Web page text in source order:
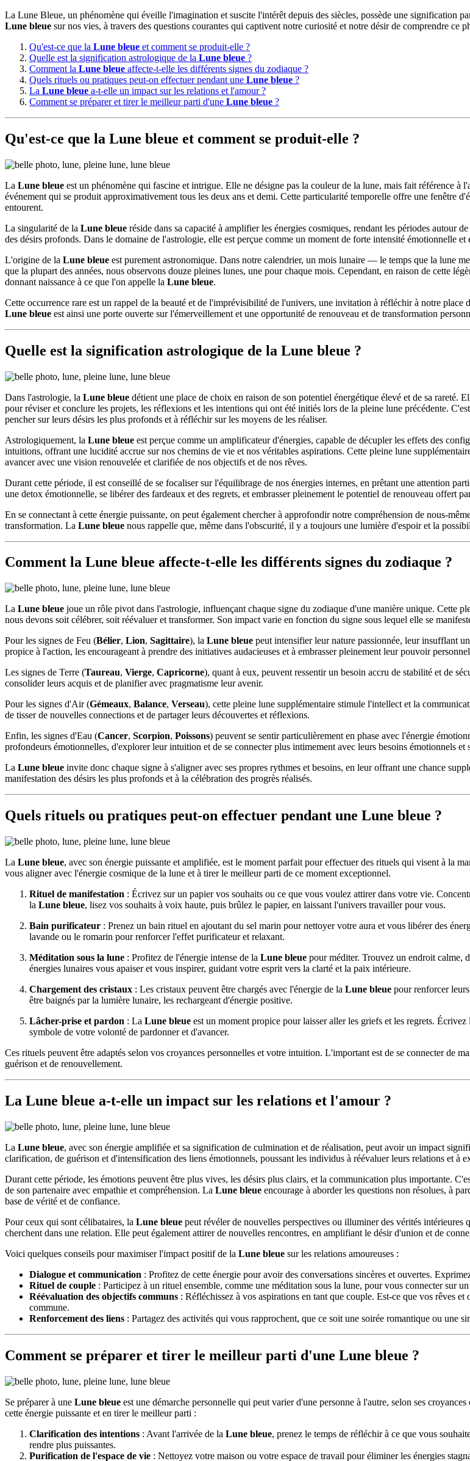
La Lune Bleue, un phénomène qui éveille l'imagination et suscite l'intérêt depuis des siècles, possède une signification
Lune bleue sur nos vies, à travers des questions courantes qui captivent notre curiosité et notre désir de comprendre ce
Qu'est-ce que la Lune bleue et comment se produit-elle ?
Quelle est la signification astrologique de la Lune bleue ?
Comment la Lune bleue affecte-t-elle les différents signes du zodiaque ?
Quels rituels ou pratiques peut-on effectuer pendant une Lune bleue ?
La Lune bleue a-t-elle un impact sur les relations et l'amour ?
Comment se préparer et tirer le meilleur parti d'une Lune bleue ?
Qu'est-ce que la Lune bleue et comment se produit-elle ?
La Lune bleue est un phénomène qui fascine et intrigue. Elle ne désigne pas la couleur de la lune, mais fait référence
événement qui se produit approximativement tous les deux ans et demi. Cette particularité temporelle offre une fenêtre
entourent.
La singularité de la Lune bleue réside dans sa capacité à amplifier les énergies cosmiques, rendant les périodes autour
des désirs profonds. Dans le domaine de l'astrologie, elle est perçue comme un moment de forte intensité émotionnelle
L'origine de la Lune bleue est purement astronomique. Dans notre calendrier, un mois lunaire — le temps que la lune
que la plupart des années, nous observons douze pleines lunes, une pour chaque mois. Cependant, en raison de cette
donnant naissance à ce que l'on appelle la Lune bleue.
Cette occurrence rare est un rappel de la beauté et de l'imprévisibilité de l'univers, une invitation à réfléchir à notre place
Lune bleue est ainsi une porte ouverte sur l'émerveillement et une opportunité de renouveau et de transformation
Quelle est la signification astrologique de la Lune bleue ?
Dans l'astrologie, la Lune bleue détient une place de choix en raison de son potentiel énergétique élevé et de sa
pour réviser et conclure les projets, les réflexions et les intentions qui ont été initiés lors de la pleine lune précédente.
pencher sur leurs désirs les plus profonds et à réfléchir sur les moyens de les réaliser.
Astrologiquement, la Lune bleue est perçue comme un amplificateur d'énergies, capable de décupler les effets des
intuitions, offrant une lucidité accrue sur nos chemins de vie et nos véritables aspirations. Cette pleine lune
avancer avec une vision renouvelée et clarifiée de nos objectifs et de nos rêves.
Durant cette période, il est conseillé de se focaliser sur l'équilibrage de nos énergies internes, en prêtant une attention
une detox émotionnelle, se libérer des fardeaux et des regrets, et embrasser pleinement le potentiel de renouveau offert
En se connectant à cette énergie puissante, on peut également chercher à approfondir notre compréhension de nous-
transformation. La Lune bleue nous rappelle que, même dans l'obscurité, il y a toujours une lumière d'espoir et la
Comment la Lune bleue affecte-t-elle les différents signes du zodiaque ?
La Lune bleue joue un rôle pivot dans l'astrologie, influençant chaque signe du zodiaque d'une manière unique. Cette
nous devons soit célébrer, soit réévaluer et transformer. Son impact varie en fonction du signe sous lequel elle se
Pour les signes de Feu (Bélier, Lion, Sagittaire), la Lune bleue peut intensifier leur nature passionnée, leur insufflant
propice à l'action, les encourageant à prendre des initiatives audacieuses et à embrasser pleinement leur pouvoir
Les signes de Terre (Taureau, Vierge, Capricorne), quant à eux, peuvent ressentir un besoin accru de stabilité et de
consolider leurs acquis et de planifier avec pragmatisme leur avenir.
Pour les signes d'Air (Gémeaux, Balance, Verseau), cette pleine lune supplémentaire stimule l'intellect et la
de tisser de nouvelles connections et de partager leurs découvertes et réflexions.
Enfin, les signes d'Eau (Cancer, Scorpion, Poissons) peuvent se sentir particulièrement en phase avec l'énergie
profondeurs émotionnelles, d'explorer leur intuition et de se connecter plus intimement avec leurs besoins émotionnels et
La Lune bleue invite donc chaque signe à s'aligner avec ses propres rythmes et besoins, en leur offrant une chance
manifestation des désirs les plus profonds et à la célébration des progrès réalisés.
Quels rituels ou pratiques peut-on effectuer pendant une Lune bleue ?
La Lune bleue, avec son énergie puissante et amplifiée, est le moment parfait pour effectuer des rituels qui visent à la
vous aligner avec l'énergie cosmique de la lune et à tirer le meilleur parti de ce moment exceptionnel.
Rituel de manifestation : Écrivez sur un papier vos souhaits ou ce que vous voulez attirer dans votre vie.
la Lune bleue, lisez vos souhaits à voix haute, puis brûlez le papier, en laissant l'univers travailler pour vous.
Bain purificateur : Prenez un bain rituel en ajoutant du sel marin pour nettoyer votre aura et vous libérer des
lavande ou le romarin pour renforcer l'effet purificateur et relaxant.
Méditation sous la lune : Profitez de l'énergie intense de la Lune bleue pour méditer. Trouvez un endroit calme,
énergies lunaires vous apaiser et vous inspirer, guidant votre esprit vers la clarté et la paix intérieure.
Chargement des cristaux : Les cristaux peuvent être chargés avec l'énergie de la Lune bleue pour renforcer
être baignés par la lumière lunaire, les rechargeant d'énergie positive.
Lâcher-prise et pardon : La Lune bleue est un moment propice pour laisser aller les griefs et les regrets.
symbole de votre volonté de pardonner et d'avancer.
Ces rituels peuvent être adaptés selon vos croyances personnelles et votre intuition. L'important est de se connecter de
guérison et de renouvellement.
La Lune bleue a-t-elle un impact sur les relations et l'amour ?
La Lune bleue, avec son énergie amplifiée et sa signification de culmination et de réalisation, peut avoir un impact
clarification, de guérison et d'intensification des liens émotionnels, poussant les individus à réévaluer leurs relations et à
Durant cette période, les émotions peuvent être plus vives, les désirs plus clairs, et la communication plus importante.
de son partenaire avec empathie et compréhension. La Lune bleue encourage à aborder les questions non résolues, à
base de vérité et de confiance.
Pour ceux qui sont célibataires, la Lune bleue peut révéler de nouvelles perspectives ou illuminer des vérités
cherchent dans une relation. Elle peut également attirer de nouvelles rencontres, en amplifiant le désir d'union et de
Voici quelques conseils pour maximiser l'impact positif de la Lune bleue sur les relations amoureuses :
Dialogue et communication : Profitez de cette énergie pour avoir des conversations sincères et ouvertes.
Rituel de couple : Participez à un rituel ensemble, comme une méditation sous la lune, pour vous connecter sur
Réévaluation des objectifs communs : Réfléchissez à vos aspirations en tant que couple. Est-ce que vos rêves et
commune.
Renforcement des liens : Partagez des activités qui vous rapprochent, que ce soit une soirée romantique ou une
Comment se préparer et tirer le meilleur parti d'une Lune bleue ?
Se préparer à une Lune bleue est une démarche personnelle qui peut varier d'une personne à l'autre, selon ses
cette énergie puissante et en tirer le meilleur parti :
Clarification des intentions : Avant l'arrivée de la Lune bleue, prenez le temps de réfléchir à ce que vous
rendre plus puissantes.
Purification de l'espace de vie : Nettoyez votre maison ou votre espace de travail pour éliminer les énergies